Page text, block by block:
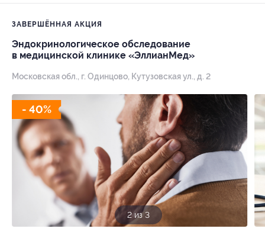
ЗАВЕРШЁННАЯ АКЦИЯ
Эндокринологическое обследование
в медицинской клинике «ЭллианМед»
Московская обл., г. Одинцово, Кутузовская ул., д. 2
- 40%
3 из 3